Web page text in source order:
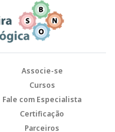
Associe-se
Cursos
Fale com Especialista
Certificação
Parceiros